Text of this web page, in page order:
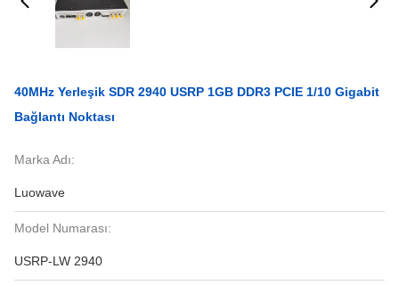
40MHz Yerleşik SDR 2940 USRP 1GB DDR3 PCIE 1/10 Gigabit
Bağlantı Noktası
Marka Adı:
Luowave
Model Numarası:
USRP-LW 2940